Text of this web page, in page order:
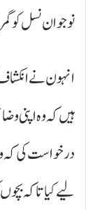
نوجوان نسل کو
انہون نے
ہیں کہ وہ اپنی
درخواست کی کہ
لیے کیا تاکہ